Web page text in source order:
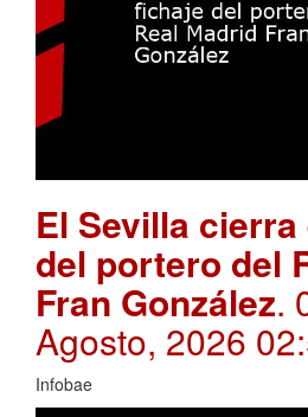
El Sevilla
del portero del
Fran González.
Agosto, 2026
Infobae